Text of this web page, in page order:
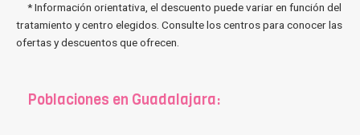
* Información orientativa, el descuento puede variar en función del
tratamiento y centro elegidos. Consulte los centros para conocer las
ofertas y descuentos que ofrecen.
Poblaciones en Guadalajara: